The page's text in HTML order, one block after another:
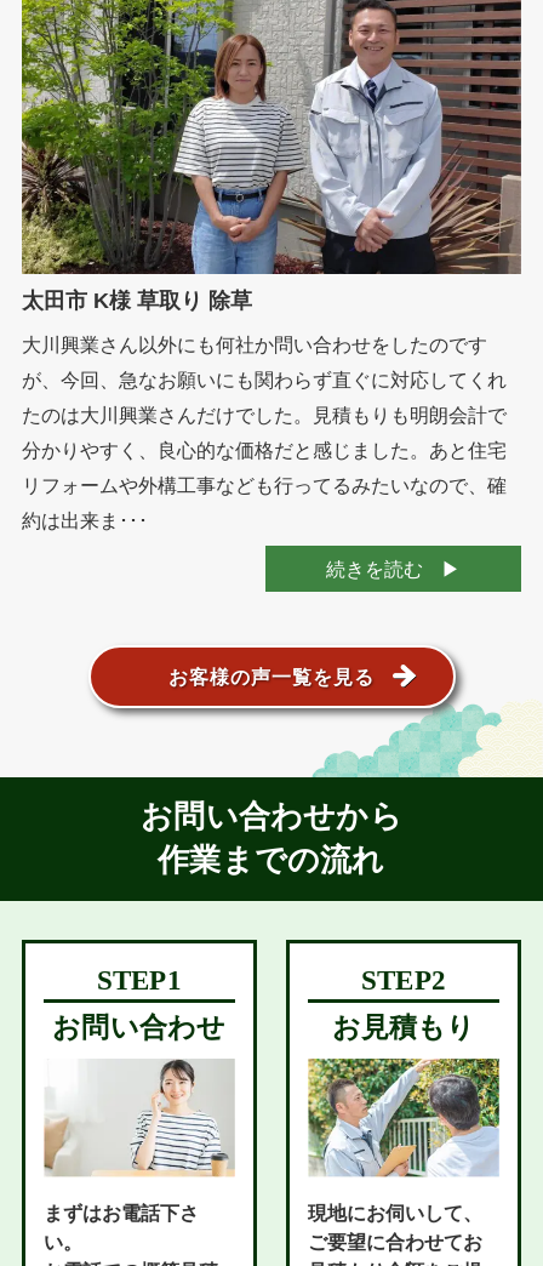
太田市 K様 草取り 除草
大川興業さん以外にも何社か問い合わせをしたのです
が、今回、急なお願いにも関わらず直ぐに対応してくれ
たのは大川興業さんだけでした。見積もりも明朗会計で
分かりやすく、良心的な価格だと感じました。あと住宅
リフォームや外構工事なども行ってるみたいなので、確
約は出来ま･･･
続きを読む
お客様の声一覧を見る
お問い合わせから
作業までの流れ
お問い合わせ
まずはお電話下さ
い。
お見積もり
現地にお伺いして、
ご要望に合わせてお